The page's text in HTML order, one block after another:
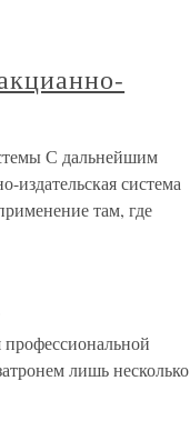
С дальнейшим
система
там, где
лишь несколько